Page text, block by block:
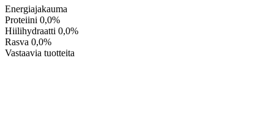
Energiajakauma
Proteiini 0,0%
Hiilihydraatti 0,0%
Rasva 0,0%
Vastaavia tuotteita